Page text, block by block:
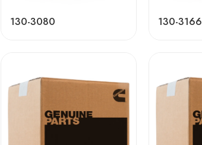
130-3080 130-3166